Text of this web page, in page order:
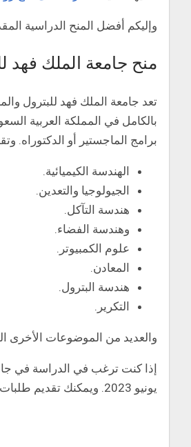
وإليكم أفضل المنح الدراسية
منح جامعة الملك فهد
تعد جامعة الملك فهد للبترول
بالكامل في المملكة العربية
برامج الماجستير أو الدكتوراه.
الهندسة الكيميائية.
الجيولوجيا والتعدين.
هندسة التآكل.
وهندسة الفضاء.
علوم الكمبيوتر.
المعادن.
هندسة البترول.
التكرير.
والعديد من الموضوعات الأخرى
يونيو 2023. ويمكنك تقديم طلبات القبول عبر الإنترنت في جامعة الملك فهد من خلال الضغط على الرابط التالي: